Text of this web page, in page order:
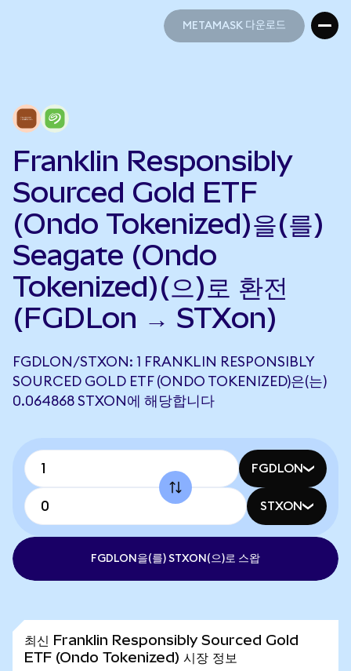
METAMASK 다운로드
Franklin Responsibly
Sourced Gold ETF
(Ondo Tokenized)을(를)
Seagate (Ondo
Tokenized)(으)로 환전
(FGDLon → STXon)
FGDLON/STXON: 1 FRANKLIN RESPONSIBLY
SOURCED GOLD ETF (ONDO TOKENIZED)은(는)
0.064868 STXON에 해당합니다
FGDLON
STXON
FGDLON을(를) STXON(으)로 스왑
최신 Franklin Responsibly Sourced Gold
ETF (Ondo Tokenized) 시장 정보